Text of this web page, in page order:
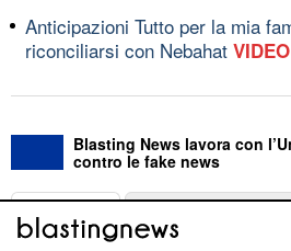
Anticipazioni Tutto per la mia
riconciliarsi con Nebahat VIDEO
Blasting News lavora con
contro le fake news
ABOUT